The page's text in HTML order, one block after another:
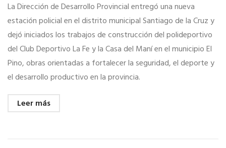
La Dirección de Desarrollo Provincial entregó una nueva
estación policial en el distrito municipal Santiago de la Cruz y
dejó iniciados los trabajos de construcción del polideportivo
del Club Deportivo La Fe y la Casa del Maní en el municipio El
Pino, obras orientadas a fortalecer la seguridad, el deporte y
el desarrollo productivo en la provincia.
Leer más